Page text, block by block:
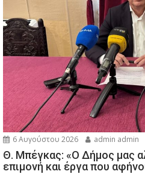
6 Αυγούστου 2026 admin admin
Θ. Μπέγκας: «Ο Δήμος μας
επιμονή και έργα που